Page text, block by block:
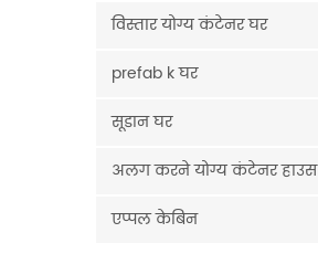
विस्तार योग्य कंटेनर घर
prefab k घर
सूडान घर
अलग करने योग्य कंटेनर हाउस
एप्पल केबिन